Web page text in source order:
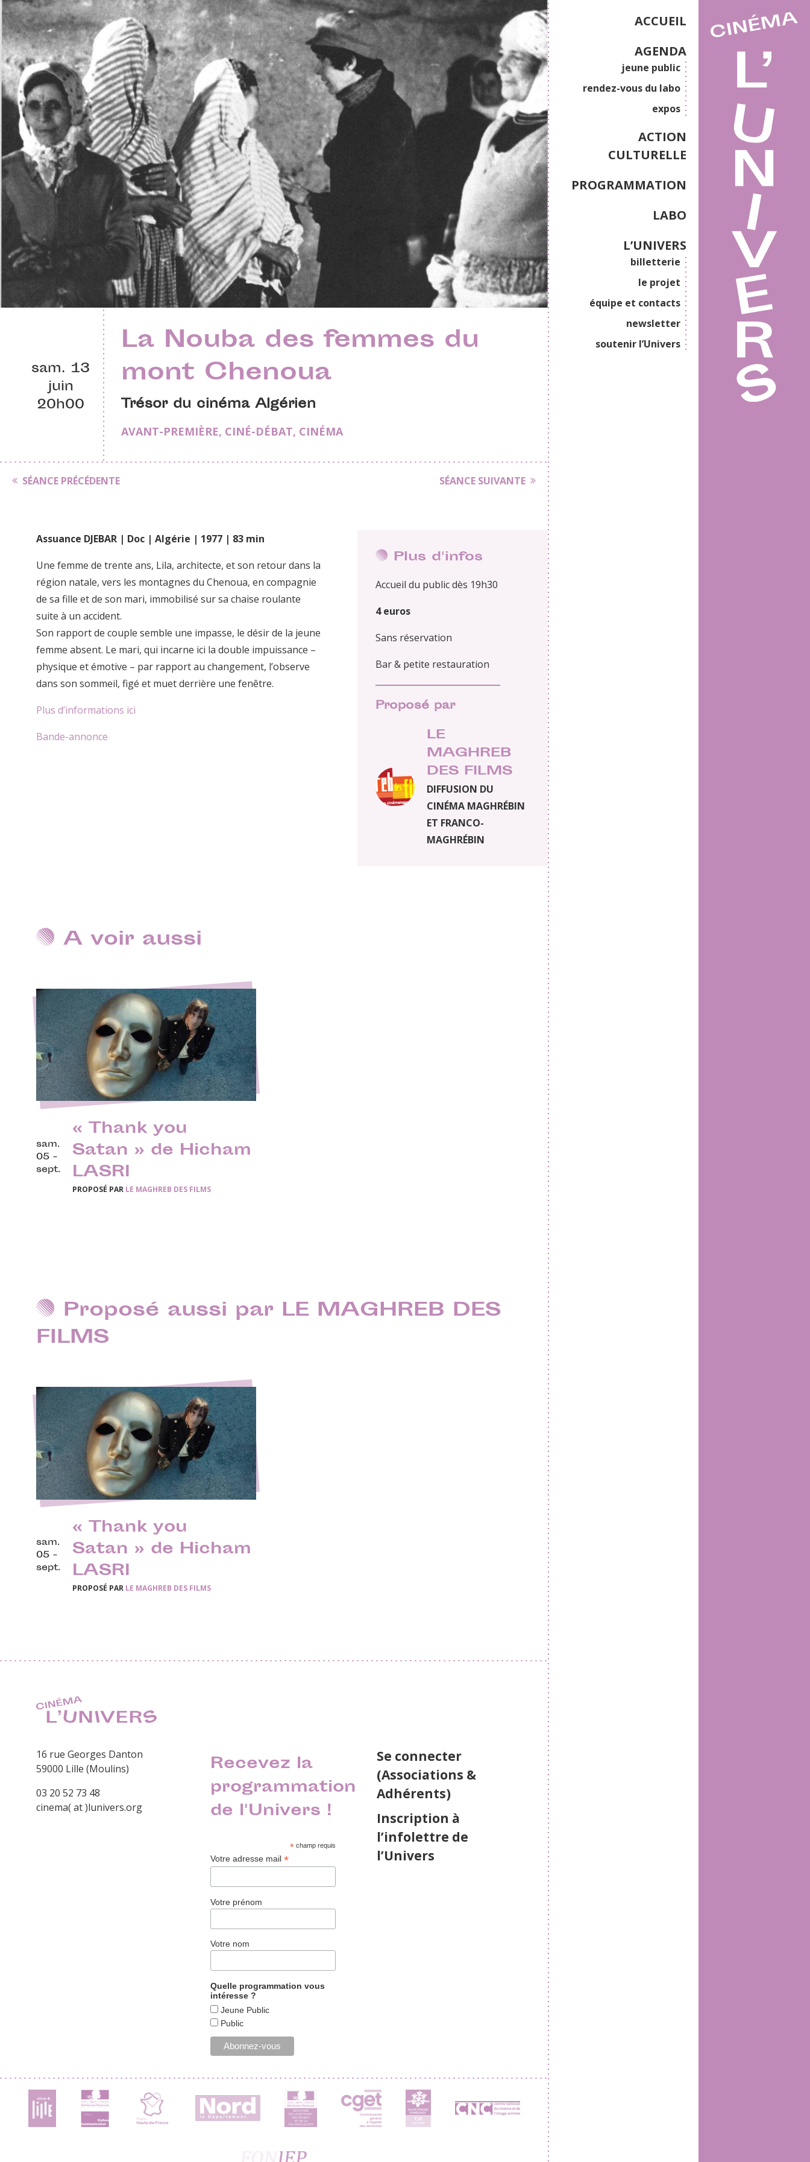
ACCUEIL
AGENDA
jeune public
rendez-vous du labo
expos
ACTION
CULTURELLE
PROGRAMMATION
LABO
L’UNIVERS
billetterie
le projet
équipe et contacts
newsletter
soutenir l’Univers
sam. 13
juin
20h00
La Nouba des femmes du
mont Chenoua
Trésor du cinéma Algérien
AVANT-PREMIÈRE, CINÉ-DÉBAT, CINÉMA
SÉANCE PRÉCÉDENTE SÉANCE SUIVANTE
Plus d'infos
Accueil du public dès 19h30
4 euros
Sans réservation
Bar & petite restauration
Proposé par
LE
MAGHREB
DES FILMS
DIFFUSION DU
CINÉMA MAGHRÉBIN
ET FRANCO-
MAGHRÉBIN
Assuance DJEBAR | Doc | Algérie | 1977 | 83 min
Une femme de trente ans, Lila, architecte, et son retour dans la
région natale, vers les montagnes du Chenoua, en compagnie
de sa fille et de son mari, immobilisé sur sa chaise roulante
suite à un accident.
Son rapport de couple semble une impasse, le désir de la jeune
femme absent. Le mari, qui incarne ici la double impuissance –
physique et émotive – par rapport au changement, l’observe
dans son sommeil, figé et muet derrière une fenêtre.
Plus d’informations ici
Bande-annonce
A voir aussi
sam.
05 -
sept.
« Thank you
Satan » de Hicham
LASRI
PROPOSÉ PAR LE MAGHREB DES FILMS
Proposé aussi par LE MAGHREB DES
FILMS
sam.
05 -
sept.
« Thank you
Satan » de Hicham
LASRI
PROPOSÉ PAR LE MAGHREB DES FILMS
16 rue Georges Danton
59000 Lille (Moulins)
03 20 52 73 48
cinema( at )lunivers.org
Recevez la
programmation
de l'Univers !
*champ requis
Votre adresse mail*
Votre prénom
Votre nom
Quelle programmation vous
intéresse ?
Jeune Public
Public
Se connecter
(Associations &
Adhérents)
Inscription à
l’infolettre de
l’Univers